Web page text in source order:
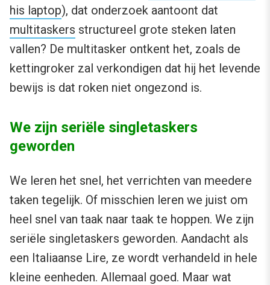
his laptop), dat onderzoek aantoont dat
multitaskers structureel grote steken laten
vallen? De multitasker ontkent het, zoals de
kettingroker zal verkondigen dat hij het levende
bewijs is dat roken niet ongezond is.
We zijn seriële singletaskers
geworden
We leren het snel, het verrichten van meedere
taken tegelijk. Of misschien leren we juist om
heel snel van taak naar taak te hoppen. We zijn
seriële singletaskers geworden. Aandacht als
een Italiaanse Lire, ze wordt verhandeld in hele
kleine eenheden. Allemaal goed. Maar wat